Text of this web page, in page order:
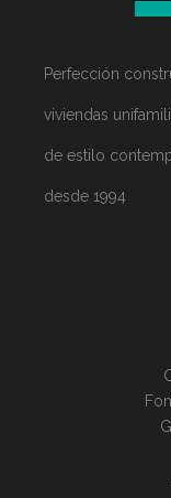
Perfección
viviendas
de estilo
desde 1994